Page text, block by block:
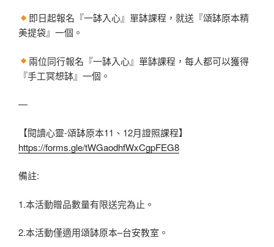
即日起報名『一缽入心』單缽課程，就送『頌缽原本精
美提袋』一個。
兩位同行報名『一缽入心』單缽課程，每人都可以獲得
『手工冥想缽』一個。
—
【閱讀心靈-頌缽原本11、12月證照課程】
https://forms.gle/tWGaodhfWxCgpFEG8
備註:
1.本活動贈品數量有限送完為止。
2.本活動僅適用頌缽原本–台安教室。